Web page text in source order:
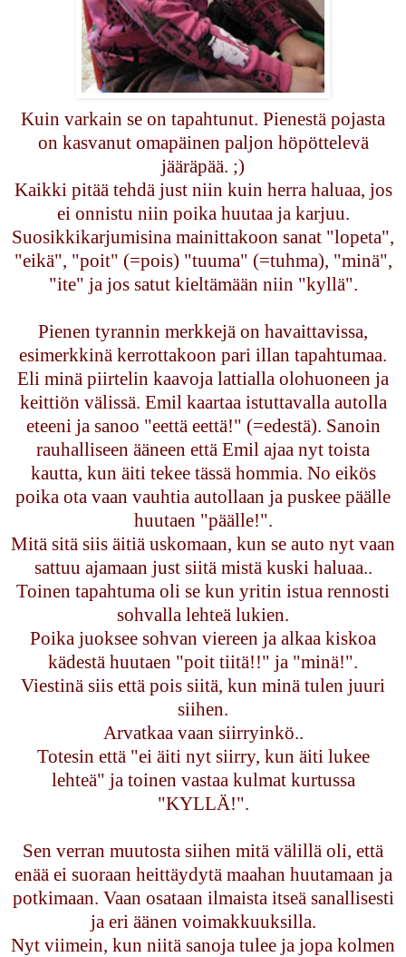
Kuin varkain se on tapahtunut. Pienestä pojasta
on kasvanut omapäinen paljon höpöttelevä
jääräpää. ;)
Kaikki pitää tehdä just niin kuin herra haluaa, jos
ei onnistu niin poika huutaa ja karjuu.
Suosikkikarjumisina mainittakoon sanat "lopeta",
"eikä", "poit" (=pois) "tuuma" (=tuhma), "minä",
"ite" ja jos satut kieltämään niin "kyllä".
Pienen tyrannin merkkejä on havaittavissa,
esimerkkinä kerrottakoon pari illan tapahtumaa.
Eli minä piirtelin kaavoja lattialla olohuoneen ja
keittiön välissä. Emil kaartaa istuttavalla autolla
eteeni ja sanoo "eettä eettä!" (=edestä). Sanoin
rauhalliseen ääneen että Emil ajaa nyt toista
kautta, kun äiti tekee tässä hommia. No eikös
poika ota vaan vauhtia autollaan ja puskee päälle
huutaen "päälle!".
Mitä sitä siis äitiä uskomaan, kun se auto nyt vaan
sattuu ajamaan just siitä mistä kuski haluaa..
Toinen tapahtuma oli se kun yritin istua rennosti
sohvalla lehteä lukien.
Poika juoksee sohvan viereen ja alkaa kiskoa
kädestä huutaen "poit tiitä!!" ja "minä!".
Viestinä siis että pois siitä, kun minä tulen juuri
siihen.
Arvatkaa vaan siirryinkö..
Totesin että "ei äiti nyt siirry, kun äiti lukee
lehteä" ja toinen vastaa kulmat kurtussa
"KYLLÄ!".
Sen verran muutosta siihen mitä välillä oli, että
enää ei suoraan heittäydytä maahan huutamaan ja
potkimaan. Vaan osataan ilmaista itseä sanallisesti
ja eri äänen voimakkuuksilla.
Nyt viimein, kun niitä sanoja tulee ja jopa kolmen